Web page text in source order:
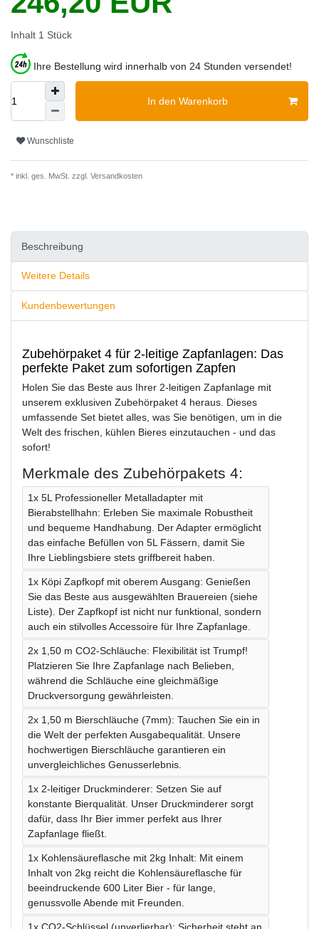
Inhalt 1 Stück
Ihre Bestellung wird innerhalb von 24 Stunden versendet!
In den Warenkorb
Wunschliste
* inkl. ges. MwSt. zzgl. Versandkosten
Beschreibung
Weitere Details
Kundenbewertungen
Zubehörpaket 4 für 2-leitige Zapfanlagen: Das
perfekte Paket zum sofortigen Zapfen
Holen Sie das Beste aus Ihrer 2-leitigen Zapfanlage mit
unserem exklusiven Zubehörpaket 4 heraus. Dieses
umfassende Set bietet alles, was Sie benötigen, um in die
Welt des frischen, kühlen Bieres einzutauchen - und das
sofort!
Merkmale des Zubehörpakets 4:
1x 5L Professioneller Metalladapter mit
Bierabstellhahn: Erleben Sie maximale Robustheit
und bequeme Handhabung. Der Adapter ermöglicht
das einfache Befüllen von 5L Fässern, damit Sie
Ihre Lieblingsbiere stets griffbereit haben.
1x Köpi Zapfkopf mit oberem Ausgang: Genießen
Sie das Beste aus ausgewählten Brauereien (siehe
Liste). Der Zapfkopf ist nicht nur funktional, sondern
auch ein stilvolles Accessoire für Ihre Zapfanlage.
2x 1,50 m CO2-Schläuche: Flexibilität ist Trumpf!
Platzieren Sie Ihre Zapfanlage nach Belieben,
während die Schläuche eine gleichmäßige
Druckversorgung gewährleisten.
2x 1,50 m Bierschläuche (7mm): Tauchen Sie ein in
die Welt der perfekten Ausgabequalität. Unsere
hochwertigen Bierschläuche garantieren ein
unvergleichliches Genusserlebnis.
1x 2-leitiger Druckminderer: Setzen Sie auf
konstante Bierqualität. Unser Druckminderer sorgt
dafür, dass Ihr Bier immer perfekt aus Ihrer
Zapfanlage fließt.
1x Kohlensäureflasche mit 2kg Inhalt: Mit einem
Inhalt von 2kg reicht die Kohlensäureflasche für
beeindruckende 600 Liter Bier - für lange,
genussvolle Abende mit Freunden.